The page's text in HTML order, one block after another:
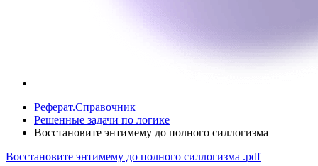
Реферат.Справочник
Решенные задачи по логике
Восстановите энтимему до полного силлогизма
Восстановите энтимему до полного силлогизма .pdf